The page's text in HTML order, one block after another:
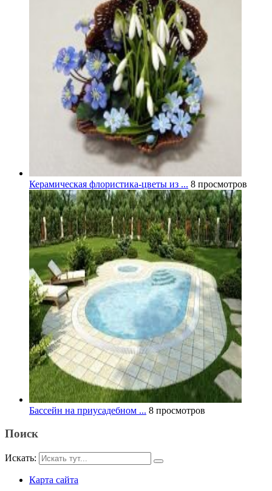
Керамическая флористика-цветы из ... 8 просмотров
Бассейн на приусадебном ... 8 просмотров
Поиск
Искать:
Карта сайта